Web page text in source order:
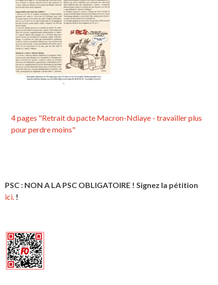
4 pages "Retrait du pacte Macron-Ndiaye - travailler plus
pour perdre moins"
PSC : NON A LA PSC OBLIGATOIRE ! Signez la pétition
ici. !